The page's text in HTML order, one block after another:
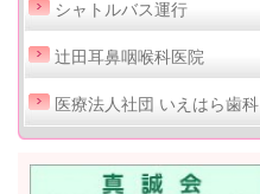
シャトルバス運行
辻田耳鼻咽喉科医院
医療法人社団 いえはら歯科